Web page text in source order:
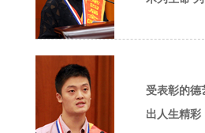
受表彰的德
出人生精彩